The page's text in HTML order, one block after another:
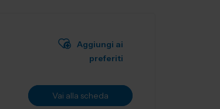
Aggiungi ai
preferiti
Vai alla scheda